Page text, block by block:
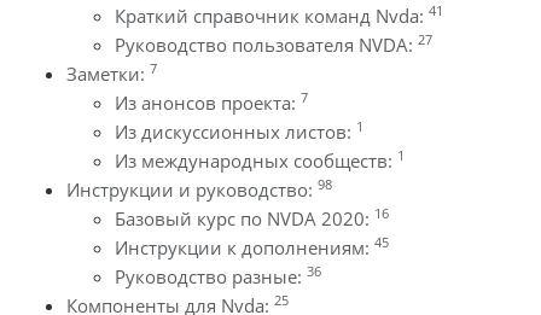
Краткий справочник команд Nvda: 41
Руководство пользователя NVDA: 27
Заметки: 7
Из анонсов проекта: 7
Из дискуссионных листов: 1
Из международных сообществ: 1
Инструкции и руководство: 98
Базовый курс по NVDA 2020: 16
Инструкции к дополнениям: 45
Руководство разные: 36
Компоненты для Nvda: 25